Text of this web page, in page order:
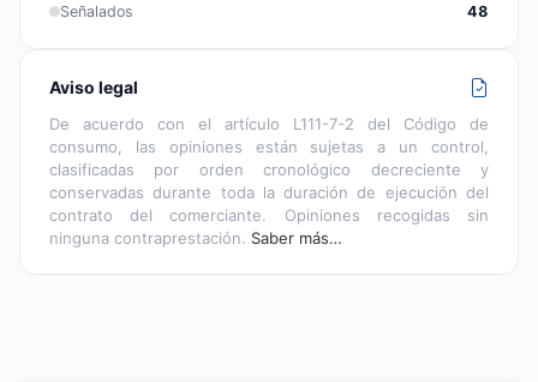
Señalados
48
Aviso legal
De acuerdo con el artículo L111-7-2 del Código de
consumo, las opiniones están sujetas a un control,
clasificadas por orden cronológico decreciente y
conservadas durante toda la duración de ejecución del
contrato del comerciante. Opiniones recogidas sin
ninguna contraprestación. Saber más…